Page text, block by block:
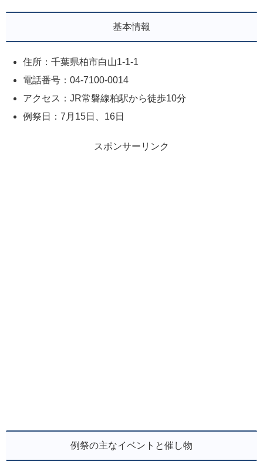
基本情報
住所：千葉県柏市白山1-1-1
電話番号：04-7100-0014
アクセス：JR常磐線柏駅から徒歩10分
例祭日：7月15日、16日
スポンサーリンク
例祭の主なイベントと催し物